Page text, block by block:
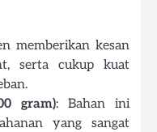
memberikan kesan
serta cukup kuat
gram): Bahan ini
yang sangat